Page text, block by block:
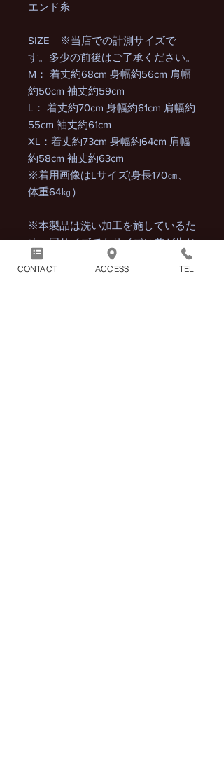
エンド糸
SIZE ※当店での計測サイズで
す。多少の前後はご了承ください。
M： 着丈約68cm 身幅約56cm 肩幅
約50cm 袖丈約59cm
L： 着丈約70cm 身幅約61cm 肩幅約
55cm 袖丈約61cm
XL：着丈約73cm 身幅約64cm 肩幅
約58cm 袖丈約63cm
※着用画像はLサイズ(身長170㎝、
体重64㎏）
※本製品は洗い加工を施しているた
め、同サイズでもサイズに差が生じ
る場合がございます。ご了承くださ
い。
CONTACT ACCESS TEL